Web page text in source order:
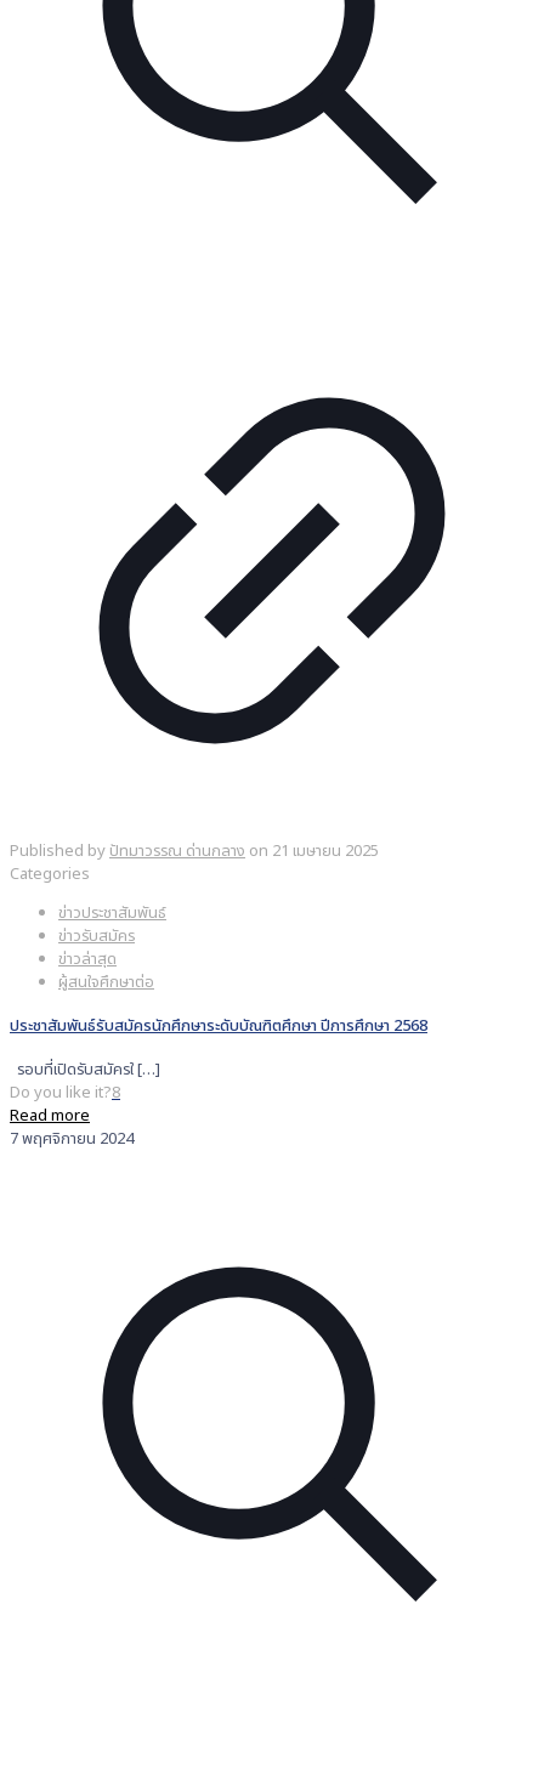
Published by ปัทมาวรรณ ด่านกลาง on 21 เมษายน 2025
Categories
ข่าวประชาสัมพันธ์
ข่าวรับสมัคร
ข่าวล่าสุด
ผู้สนใจศึกษาต่อ
ประชาสัมพันธ์รับสมัครนักศึกษาระดับบัณฑิตศึกษา ปีการศึกษา 2568
รอบที่เปิดรับสมัครใ[…]
Do you like it?8
Read more
7 พฤศจิกายน 2024